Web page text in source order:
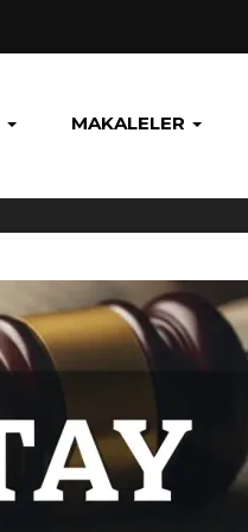
MAKALELER